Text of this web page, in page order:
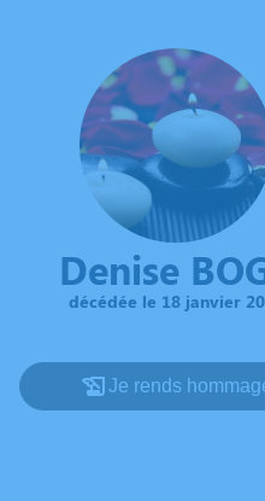
Denise
décédée le 18 janvier
Je rends